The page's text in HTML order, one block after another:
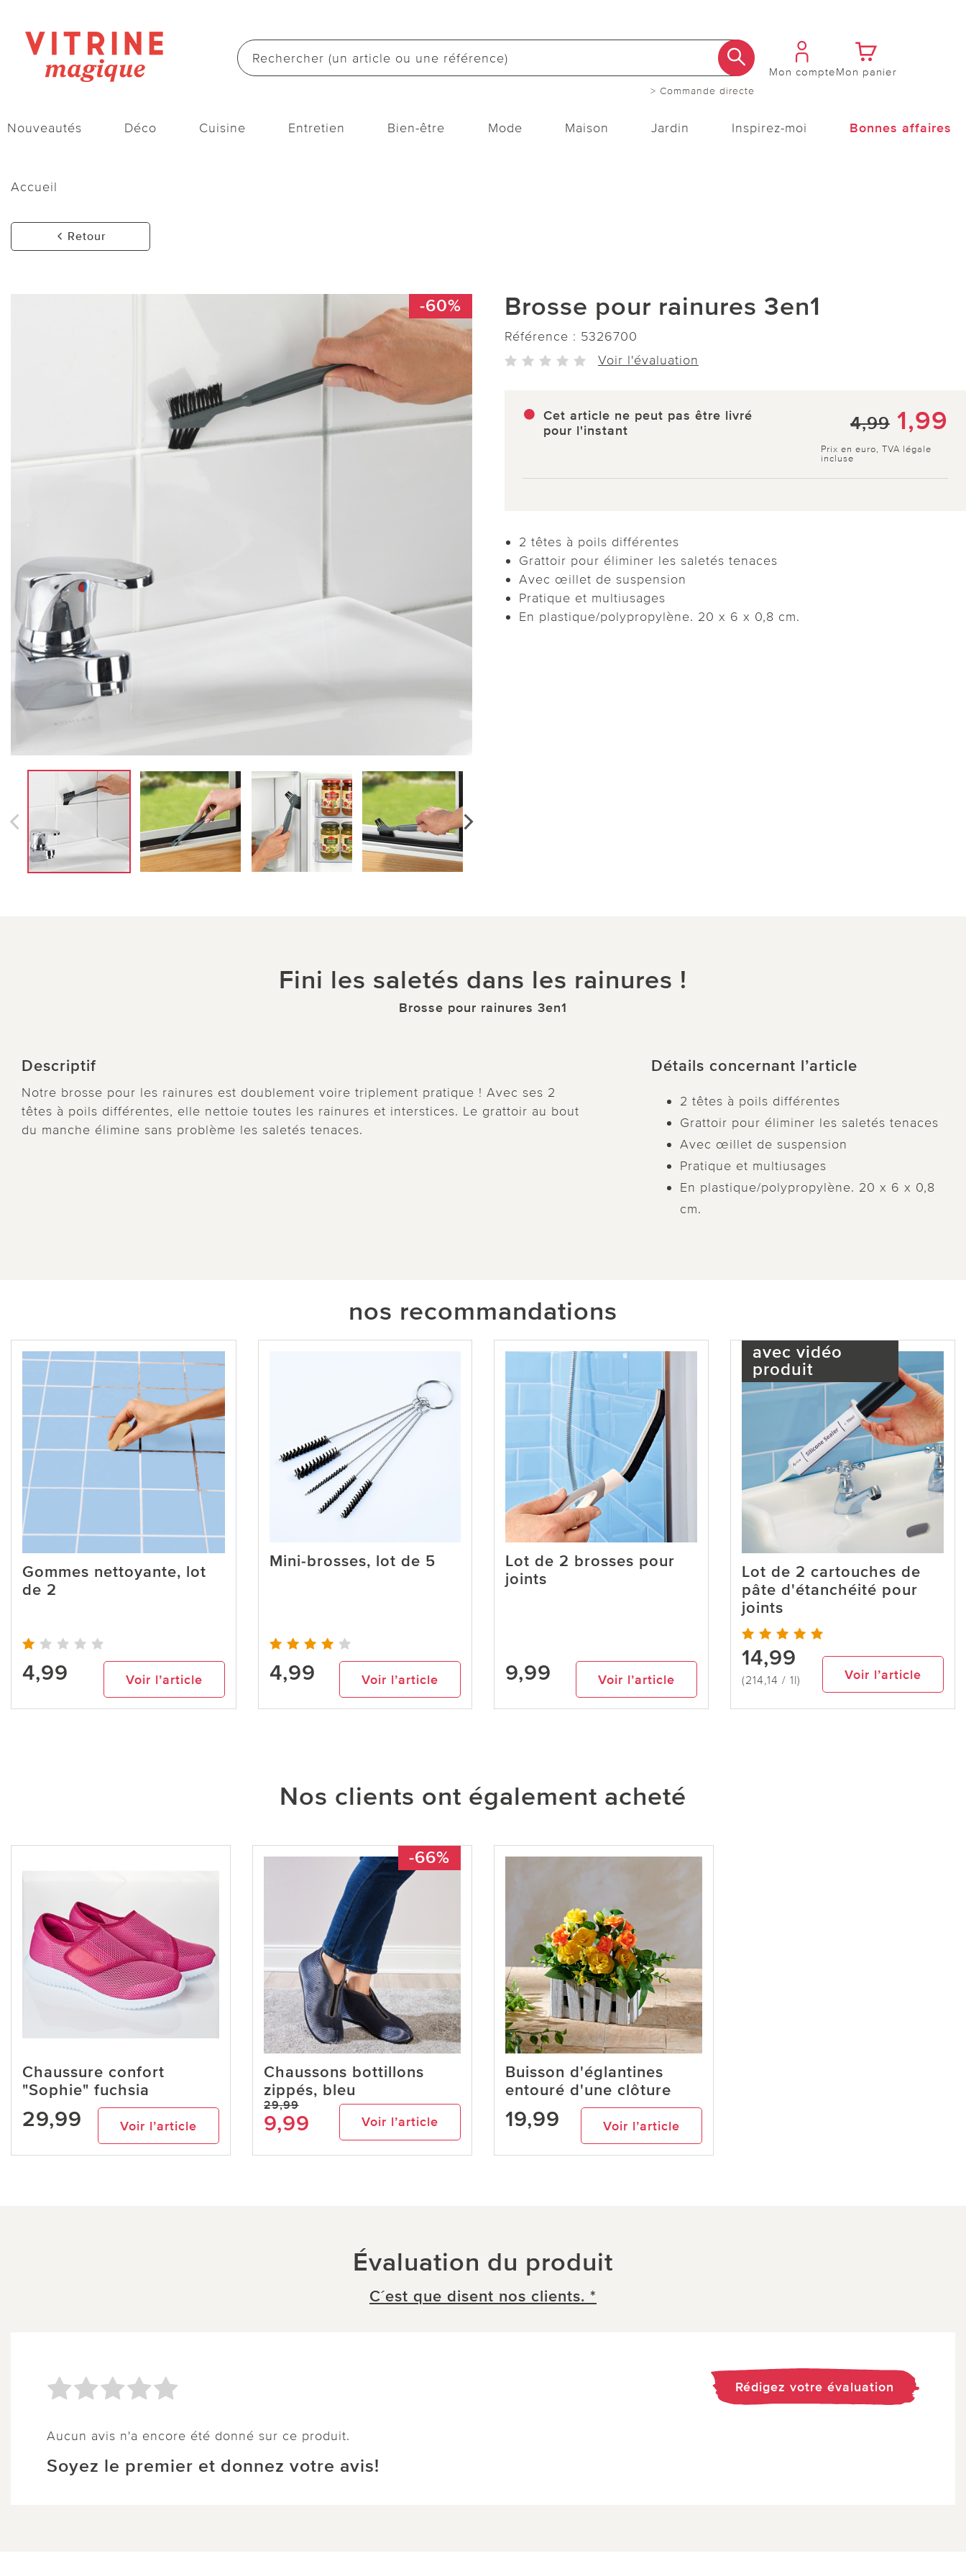
> Commande directe
Mon compteMon panier
Nouveautés Déco Cuisine Entretien Bien-être Mode Maison Jardin Inspirez-moi Bonnes affaires
Accueil
Retour
-60% Brosse pour rainures 3en1
Référence : 5326700
Voir l'évaluation
Cet article ne peut pas être livré
pour l'instant
4,99 1,99
Prix en euro, TVA légale
incluse
2 têtes à poils différentes
Grattoir pour éliminer les saletés tenaces
Avec œillet de suspension
Pratique et multiusages
En plastique/polypropylène. 20 x 6 x 0,8 cm.
Fini les saletés dans les rainures !
Brosse pour rainures 3en1
Descriptif
Notre brosse pour les rainures est doublement voire triplement pratique ! Avec ses 2
têtes à poils différentes, elle nettoie toutes les rainures et interstices. Le grattoir au bout
du manche élimine sans problème les saletés tenaces.
Détails concernant l’article
2 têtes à poils différentes
Grattoir pour éliminer les saletés tenaces
Avec œillet de suspension
Pratique et multiusages
En plastique/polypropylène. 20 x 6 x 0,8
cm.
nos recommandations
Gommes nettoyante, lot
de 2
4,99 Voir l’article
Mini-brosses, lot de 5
4,99 Voir l’article
Lot de 2 brosses pour
joints
9,99 Voir l’article
avec vidéo
produit
Lot de 2 cartouches de
pâte d'étanchéité pour
joints
14,99
(214,14 / 1l) Voir l’article
Nos clients ont également acheté
Chaussure confort
"Sophie" fuchsia
29,99 Voir l’article
-66%
Chaussons bottillons
zippés, bleu
29,99
9,99 Voir l’article
Buisson d'églantines
entouré d'une clôture
19,99 Voir l’article
Évaluation du produit
C´est que disent nos clients. *
Aucun avis n'a encore été donné sur ce produit.
Soyez le premier et donnez votre avis!
Rédigez votre évaluation